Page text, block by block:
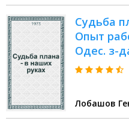
Судьба
Опыт
Одес. з-
Лобашов